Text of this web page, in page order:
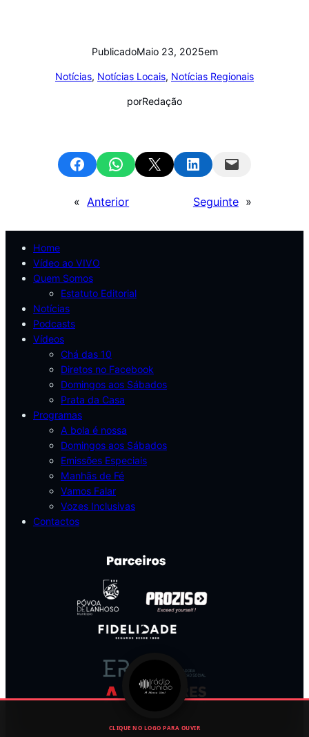
PublicadoMaio 23, 2025em
Notícias, Notícias Locais, Notícias Regionais
porRedação
Share on FacebookShare on WhatsApp
Email this Page Share on LinkedInEmail this Page
« Anterior Seguinte »
Home
Vídeo ao VIVO
Quem Somos
Estatuto Editorial
Notícias
Podcasts
Vídeos
Chá das 10
Diretos no Facebook
Domingos aos Sábados
Prata da Casa
Programas
A bola é nossa
Domingos aos Sábados
Emissões Especiais
Manhãs de Fé
Vamos Falar
Vozes Inclusivas
Contactos
CLIQUE NO LOGO PARA OUVIR